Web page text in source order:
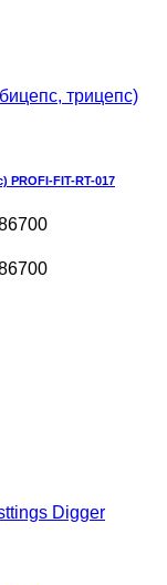
PROFI-FIT-RT-017